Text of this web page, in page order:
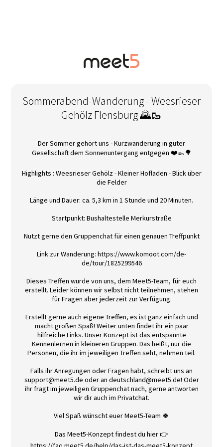
Sommerabend-Wanderung - Weesrieser
Gehölz Flensburg 🌄🥾
Der Sommer gehört uns - Kurzwanderung in guter
Gesellschaft dem Sonnenuntergang entgegen ❤️👞🌳
Highlights : Weesrieser Gehölz - Kleiner Hofladen - Blick über
die Felder
Länge und Dauer: ca. 5,3 km in 1 Stunde und 20 Minuten.
Startpunkt: Bushaltestelle Merkurstraße
Nutzt gerne den Gruppenchat für einen genauen Treffpunkt
Link zur Wanderung: https://www.komoot.com/de-
de/tour/1825299546
Dieses Treffen wurde von uns, dem Meet5-Team, für euch
erstellt. Leider können wir selbst nicht teilnehmen, stehen
für Fragen aber jederzeit zur Verfügung.
Erstellt gerne auch eigene Treffen, es ist ganz einfach und
macht großen Spaß! Weiter unten findet ihr ein paar
hilfreiche Links. Unser Konzept ist das entspannte
Kennenlernen in kleineren Gruppen. Das heißt, nur die
Personen, die ihr im jeweiligen Treffen seht, nehmen teil.
Falls ihr Anregungen oder Fragen habt, schreibt uns an
support@meet5.de oder an deutschland@meet5.de! Oder
ihr fragt im jeweiligen Gruppenchat nach, gerne antworten
wir dir auch im Privatchat.
Viel Spaß wünscht euer Meet5-Team 🍀
Das Meet5-Konzept findest du hier 👉